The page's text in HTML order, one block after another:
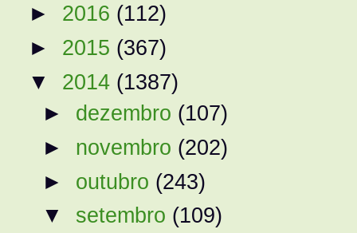
► 2016 (112)
► 2015 (367)
▼ 2014 (1387)
► dezembro (107)
► novembro (202)
► outubro (243)
▼ setembro (109)